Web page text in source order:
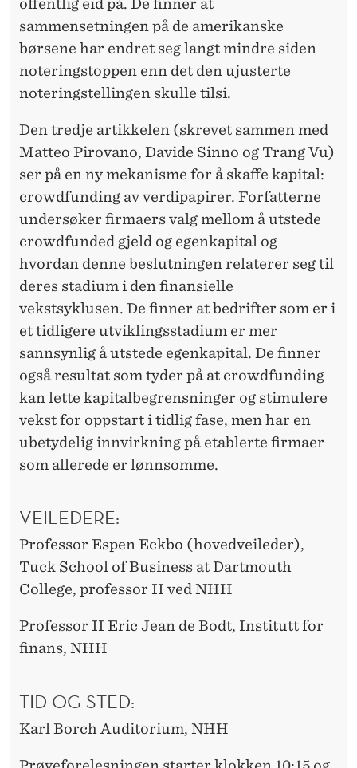
offentlig eid på. De finner at
sammensetningen på de amerikanske
børsene har endret seg langt mindre siden
noteringstoppen enn det den ujusterte
noteringstellingen skulle tilsi.
Den tredje artikkelen (skrevet sammen med
Matteo Pirovano, Davide Sinno og Trang Vu)
ser på en ny mekanisme for å skaffe kapital:
crowdfunding av verdipapirer. Forfatterne
undersøker firmaers valg mellom å utstede
crowdfunded gjeld og egenkapital og
hvordan denne beslutningen relaterer seg til
deres stadium i den finansielle
vekstsyklusen. De finner at bedrifter som er i
et tidligere utviklingsstadium er mer
sannsynlig å utstede egenkapital. De finner
også resultat som tyder på at crowdfunding
kan lette kapitalbegrensninger og stimulere
vekst for oppstart i tidlig fase, men har en
ubetydelig innvirkning på etablerte firmaer
som allerede er lønnsomme.
VEILEDERE:
Professor Espen Eckbo (hovedveileder),
Tuck School of Business at Dartmouth
College, professor II ved NHH
Professor II Eric Jean de Bodt, Institutt for
finans, NHH
TID OG STED:
Karl Borch Auditorium, NHH